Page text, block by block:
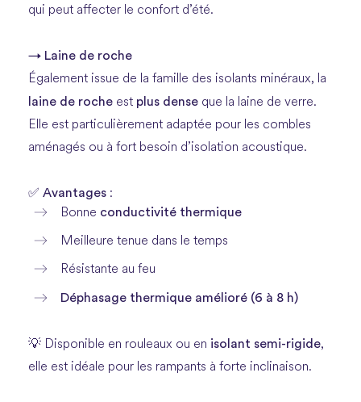
qui peut affecter le confort d’été.
→ Laine de roche
Également issue de la famille des isolants minéraux, la
laine de roche est plus dense que la laine de verre.
Elle est particulièrement adaptée pour les combles
aménagés ou à fort besoin d’isolation acoustique.
✅ Avantages :
Bonne conductivité thermique
Meilleure tenue dans le temps
Résistante au feu
Déphasage thermique amélioré (6 à 8 h)
💡 Disponible en rouleaux ou en isolant semi-rigide,
elle est idéale pour les rampants à forte inclinaison.